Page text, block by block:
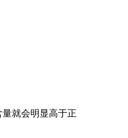
就会明显高于正